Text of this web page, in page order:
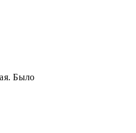
Было